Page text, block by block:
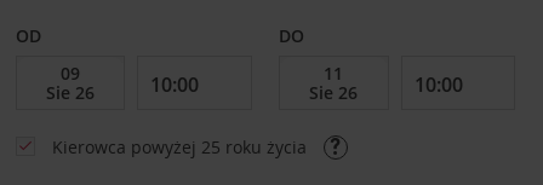
OD DO
Kierowca powyżej 25 roku życia